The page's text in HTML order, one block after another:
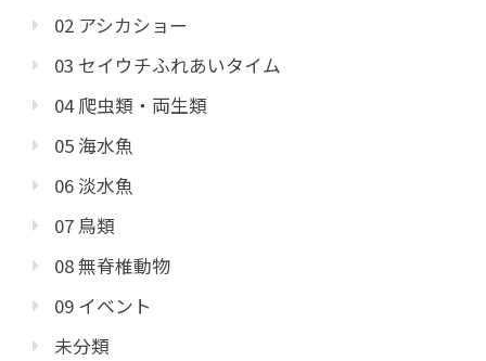
02 アシカショー
03 セイウチふれあいタイム
04 爬虫類・両生類
05 海水魚
06 淡水魚
07 鳥類
08 無脊椎動物
09 イベント
未分類